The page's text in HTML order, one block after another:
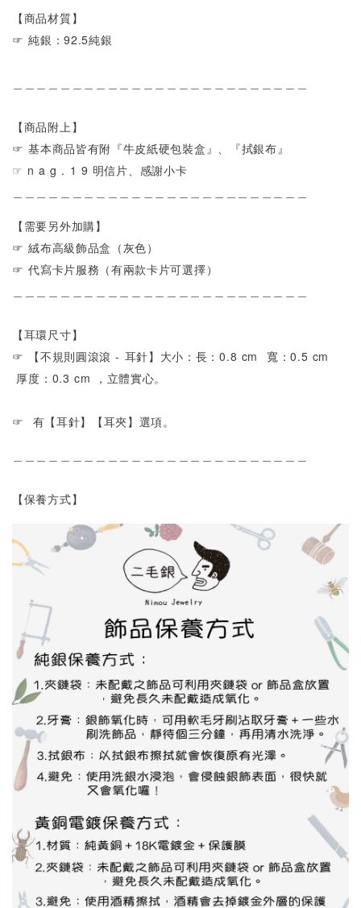
【商品材質】
☞ 純銀：92.5純銀
【商品附上】
☞ 基本商品皆有附『牛皮紙硬包裝盒』、『拭銀布』
☞ n a g . 1 9 明信片、感謝小卡
【需要另外加購】
☞ 絨布高級飾品盒（灰色）
☞ 代寫卡片服務（有兩款卡片可選擇）
【耳環尺寸】
☞
【不規則圓滾滾 - 耳針】 大小：長：0.8 cm 寬：0.5 cm
厚度：0.3 cm ，立體實心。
☞ 有【耳針】【耳夾】選項。
【保養方式】